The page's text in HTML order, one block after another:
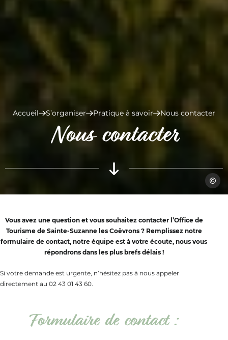
Accueil S’organiser Pratique à savoir Nous contacter
Nous contacter
Vous avez une question et vous souhaitez contacter l’Office de
Tourisme de Sainte-Suzanne les Coëvrons ? Remplissez notre
formulaire de contact, notre équipe est à votre écoute, nous vous
répondrons dans les plus brefs délais !
Si votre demande est urgente, n’hésitez pas à nous appeler
directement au 02 43 01 43 60.
Formulaire de contact :